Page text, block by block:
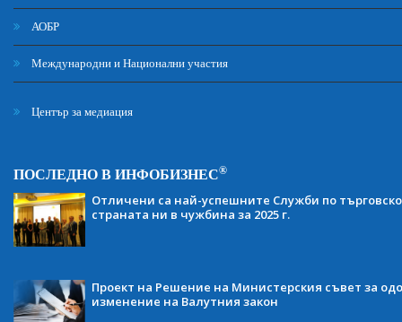
АОБР
Международни и Национални участия
Център за медиация
ПОСЛЕДНО В ИНФОБИЗНЕС®
Отличени са най-успешните Служби по
страната ни в чужбина за 2025 г.
Проект на Решение на Министерския съвет за
изменение на Валутния закон